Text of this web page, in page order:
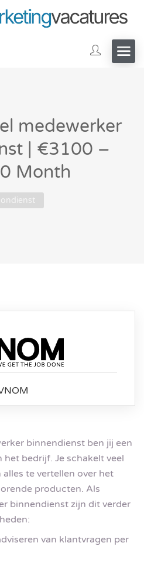
medewerker
| €3100 –
Month
binnendienst ben jij een
bedrijf. Je schakelt veel
te vertellen over het
producten. Als
binnendienst zijn dit verder
van klantvragen per